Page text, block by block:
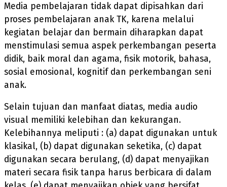
Media pembelajaran tidak dapat dipisahkan dari
proses pembelajaran anak TK, karena melalui
kegiatan belajar dan bermain diharapkan dapat
menstimulasi semua aspek perkembangan peserta
didik, baik moral dan agama, fisik motorik, bahasa,
sosial emosional, kognitif dan perkembangan seni
anak.
Selain tujuan dan manfaat diatas, media audio
visual memiliki kelebihan dan kekurangan.
Kelebihannya meliputi : (a) dapat digunakan untuk
klasikal, (b) dapat digunakan seketika, (c) dapat
digunakan secara berulang, (d) dapat menyajikan
materi secara fisik tanpa harus berbicara di dalam